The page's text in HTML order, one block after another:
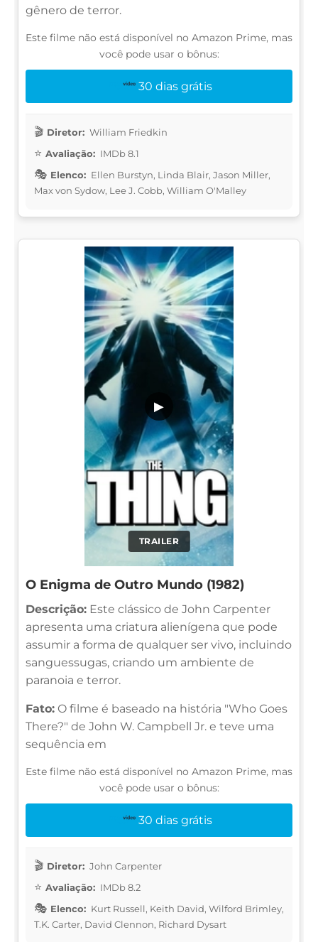
gênero de terror.
Este filme não está disponível no Amazon Prime, mas
você pode usar o bônus:
30 dias grátis
Diretor: William Friedkin
Avaliação: IMDb 8.1
Elenco: Ellen Burstyn, Linda Blair, Jason Miller,
Max von Sydow, Lee J. Cobb, William O'Malley
TRAILER
▶
O Enigma de Outro Mundo (1982)
Descrição: Este clássico de John Carpenter
apresenta uma criatura alienígena que pode
assumir a forma de qualquer ser vivo, incluindo
sanguessugas, criando um ambiente de
paranoia e terror.
Fato: O filme é baseado na história "Who Goes
There?" de John W. Campbell Jr. e teve uma
sequência em
Este filme não está disponível no Amazon Prime, mas
você pode usar o bônus:
30 dias grátis
Diretor: John Carpenter
Avaliação: IMDb 8.2
Elenco: Kurt Russell, Keith David, Wilford Brimley,
T.K. Carter, David Clennon, Richard Dysart